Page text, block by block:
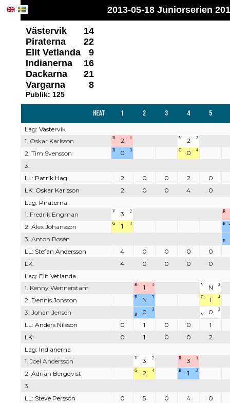
2013-05-18 Juniorserien
Västervik
14
Piraterna
22
Elit Vetlanda
9
Indianerna
16
Dackarna
21
Vargarna
8
Publik: 125
Heat 1 2 3 4 5
Lag: Västervik
1. Oskar Karlsson
R 2 1 V 2 2
2. Tim Svensson B 0 3 G 0 4
3.
LL: Patrik Hag
2 0 0 2
0
LK: Oskar Karlsson
2 0 0 4
0
Lag: Piraterna
1. Fredrik Engman
V 3 2 R
2. Alex Johansson G 1 4 B
3. Anton Rosén
B
LL: Stefan Andersson 4 0 0 0
0
LK:
4 0 0 0
0
Lag: Elit Vetlanda
1. Kenny Wennerstam
R 1 1 V N 2
2. Dennis Jonsson B N 3 G 1 4
3. Johan Jensen 0
3
B
0
2
V
LL: Anders Nilsson 0 1 0 0
1
LK:
0 1 0 0
2
Lag: Indianerna
1. Joel Andersson
V 3 2 R 3 1
2. Adrian Bergqvist G 2 4 B 1 3
3.
LL: Steve Persson
0 5 0 4
0